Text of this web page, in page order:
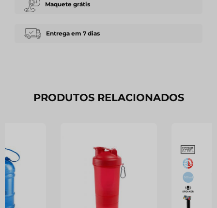
Maquete grátis
Entrega em 7 dias
PRODUTOS RELACIONADOS